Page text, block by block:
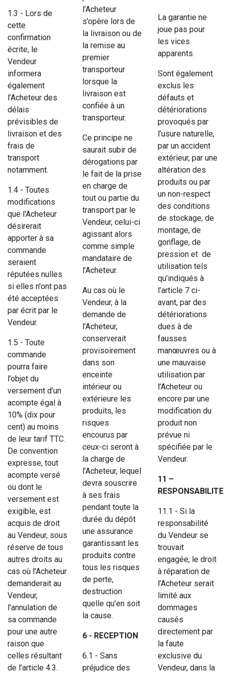
1.3 - Lors de
cette
confirmation
écrite, le
Vendeur
informera
également
l’Acheteur des
délais
prévisibles de
livraison et des
frais de
transport
notamment.
1.4 - Toutes
modifications
que l'Acheteur
désirerait
apporter à sa
commande
seraient
réputées nulles
si elles n'ont pas
été acceptées
par écrit par le
Vendeur.
1.5 - Toute
commande
pourra faire
l’objet du
versement d’un
acompte égal à
10% (dix pour
cent) au moins
de leur tarif TTC.
De convention
expresse, tout
acompte versé
ou dont le
versement est
exigible, est
acquis de droit
au Vendeur, sous
réserve de tous
autres droits au
cas où l'Acheteur
demanderait au
Vendeur,
l'annulation de
sa commande
pour une autre
raison que
celles résultant
de l’article 4.3.
l’Acheteur
s’opère lors de
la livraison ou de
la remise au
premier
transporteur
lorsque la
livraison est
confiée à un
transporteur.
Ce principe ne
saurait subir de
dérogations par
le fait de la prise
en charge de
tout ou partie du
transport par le
Vendeur, celui-ci
agissant alors
comme simple
mandataire de
l’Acheteur.
Au cas où le
Vendeur, à la
demande de
l’Acheteur,
conserverait
provisoirement
dans son
enceinte
intérieur ou
extérieure les
produits, les
risques
encourus par
ceux-ci seront à
la charge de
l’Acheteur, lequel
devra souscrire
à ses frais
pendant toute la
durée du dépôt
une assurance
garantissant les
produits contre
tous les risques
de perte,
destruction
quelle qu’en soit
la cause.
6 - RECEPTION
6.1 - Sans
préjudice des
La garantie ne
joue pas pour
les vices
apparents.
Sont également
exclus les
défauts et
détériorations
provoqués par
l’usure naturelle,
par un accident
extérieur, par une
altération des
produits ou par
un non-respect
des conditions
de stockage, de
montage, de
gonflage, de
pression et de
utilisation tels
qu’indiqués à
l’article 7 ci-
avant, par des
détériorations
dues à de
fausses
manœuvres ou à
une mauvaise
utilisation par
l’Acheteur ou
encore par une
modification du
produit non
prévue ni
spécifiée par le
Vendeur.
11 –
RESPONSABILITE
11.1 - Si la
responsabilité
du Vendeur se
trouvait
engagée, le droit
à réparation de
l’Acheteur serait
limité aux
dommages
causés
directement par
la faute
exclusive du
Vendeur, dans la